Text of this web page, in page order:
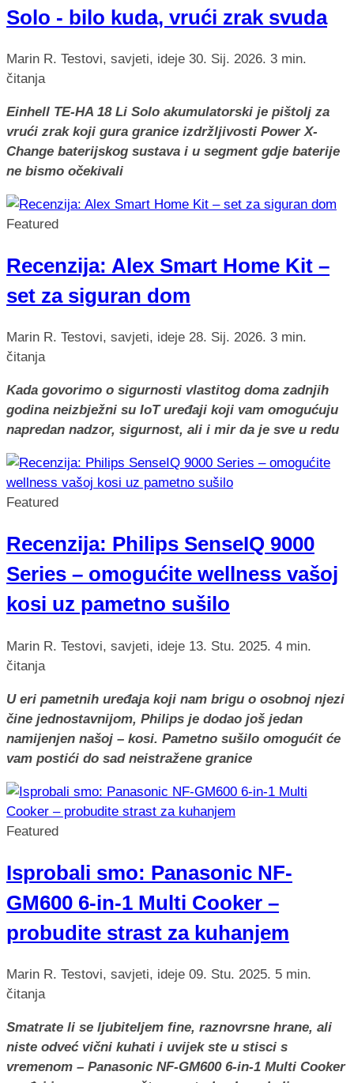
Solo - bilo kuda, vrući zrak svuda
Marin R. Testovi, savjeti, ideje 30. Sij. 2026. 3 min.
čitanja
Einhell TE-HA 18 Li Solo akumulatorski je pištolj za
vrući zrak koji gura granice izdržljivosti Power X-
Change baterijskog sustava i u segment gdje baterije
ne bismo očekivali
Featured
Recenzija: Alex Smart Home Kit –
set za siguran dom
Marin R. Testovi, savjeti, ideje 28. Sij. 2026. 3 min.
čitanja
Kada govorimo o sigurnosti vlastitog doma zadnjih
godina neizbježni su IoT uređaji koji vam omogućuju
napredan nadzor, sigurnost, ali i mir da je sve u redu
Featured
Recenzija: Philips SenseIQ 9000
Series – omogućite wellness vašoj
kosi uz pametno sušilo
Marin R. Testovi, savjeti, ideje 13. Stu. 2025. 4 min.
čitanja
U eri pametnih uređaja koji nam brigu o osobnoj njezi
čine jednostavnijom, Philips je dodao još jedan
namijenjen našoj – kosi. Pametno sušilo omogućit će
vam postići do sad neistražene granice
Featured
Isprobali smo: Panasonic NF-
GM600 6-in-1 Multi Cooker –
probudite strast za kuhanjem
Marin R. Testovi, savjeti, ideje 09. Stu. 2025. 5 min.
čitanja
Smatrate li se ljubiteljem fine, raznovrsne hrane, ali
niste odveć vični kuhati i uvijek ste u stisci s
vremenom – Panasonic NF-GM600 6-in-1 Multi Cooker